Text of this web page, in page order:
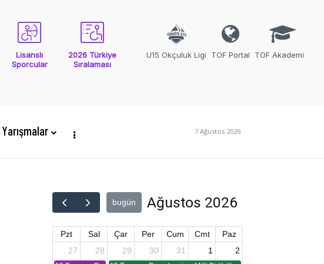
Lisanslı
Sporcular
2026 Türkiye
Sıralaması
U15 Okçuluk Ligi TOF Portal TOF Akademi
Yarışmalar 7 Ağustos 2026
bugün Ağustos 2026
Pzt Sal Çar Per Cum Cmt
Paz
27
28 29 30 31 1 2